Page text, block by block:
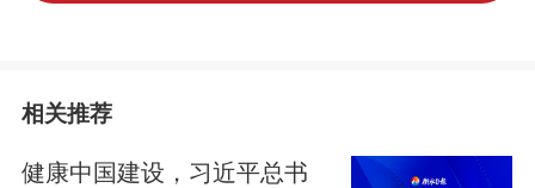
相关推荐
健康中国建设，习近平总书